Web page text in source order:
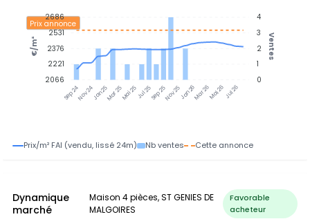
Sep 24Nov 24Jan 25Mar 25Mai 25Jul 25Sep 25Nov 25Jan 26Mar 26Mai 26Jul 26
Prix annonce
4
3
2
1
0
Ventes
2686
2531
2376
2221
2066
€/m²
Prix/m² FAI (vendu, lissé 24m) Nb ventes Cette annonce
Dynamique
marché
Maison 4 pièces, ST GENIES DE
MALGOIRES
Favorable
acheteur